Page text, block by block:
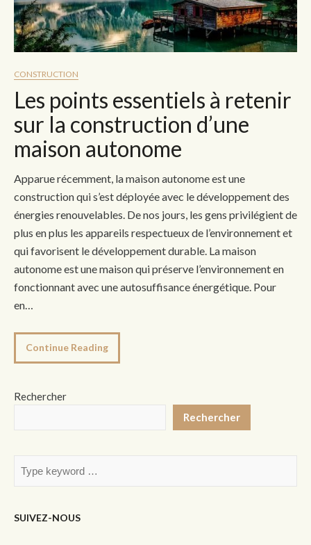
CONSTRUCTION
Les points essentiels à retenir
sur la construction d’une
maison autonome
Apparue récemment, la maison autonome est une
construction qui s’est déployée avec le développement des
énergies renouvelables. De nos jours, les gens privilégient de
plus en plus les appareils respectueux de l’environnement et
qui favorisent le développement durable. La maison
autonome est une maison qui préserve l’environnement en
fonctionnant avec une autosuffisance énergétique. Pour
en…
Continue Reading
Rechercher
Rechercher
SUIVEZ-NOUS